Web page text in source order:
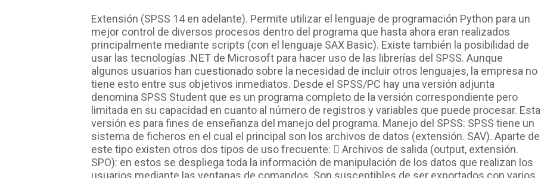
Extensión (SPSS 14 en adelante). Permite utilizar el lenguaje de programación Python para un
mejor control de diversos procesos dentro del programa que hasta ahora eran realizados
principalmente mediante scripts (con el lenguaje SAX Basic). Existe también la posibilidad de
usar las tecnologías .NET de Microsoft para hacer uso de las librerías del SPSS. Aunque
algunos usuarios han cuestionado sobre la necesidad de incluir otros lenguajes, la empresa no
tiene esto entre sus objetivos inmediatos. Desde el SPSS/PC hay una versión adjunta
denomina SPSS Student que es un programa completo de la versión correspondiente pero
limitada en su capacidad en cuanto al número de registros y variables que puede procesar. Esta
versión es para fines de enseñanza del manejo del programa. Manejo del SPSS: SPSS tiene un
sistema de ficheros en el cual el principal son los archivos de datos (extensión. SAV). Aparte de
este tipo existen otros dos tipos de uso frecuente:  Archivos de salida (output, extensión.
SPO): en estos se despliega toda la información de manipulación de los datos que realizan los
usuarios mediante las ventanas de comandos. Son susceptibles de ser exportados con varios